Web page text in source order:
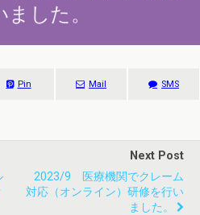
ました。
Pin Mail SMS
Next Post
2023/9 医療機関でクレーム
対応（オンライン）研修を行い
ました。